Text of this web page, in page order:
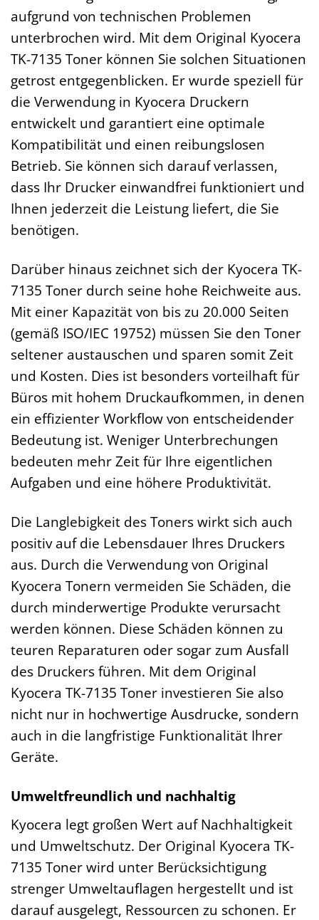
aufgrund von technischen Problemen
unterbrochen wird. Mit dem Original Kyocera
TK-7135 Toner können Sie solchen Situationen
getrost entgegenblicken. Er wurde speziell für
die Verwendung in Kyocera Druckern
entwickelt und garantiert eine optimale
Kompatibilität und einen reibungslosen
Betrieb. Sie können sich darauf verlassen,
dass Ihr Drucker einwandfrei funktioniert und
Ihnen jederzeit die Leistung liefert, die Sie
benötigen.
Darüber hinaus zeichnet sich der Kyocera TK-
7135 Toner durch seine hohe Reichweite aus.
Mit einer Kapazität von bis zu 20.000 Seiten
(gemäß ISO/IEC 19752) müssen Sie den Toner
seltener austauschen und sparen somit Zeit
und Kosten. Dies ist besonders vorteilhaft für
Büros mit hohem Druckaufkommen, in denen
ein effizienter Workflow von entscheidender
Bedeutung ist. Weniger Unterbrechungen
bedeuten mehr Zeit für Ihre eigentlichen
Aufgaben und eine höhere Produktivität.
Die Langlebigkeit des Toners wirkt sich auch
positiv auf die Lebensdauer Ihres Druckers
aus. Durch die Verwendung von Original
Kyocera Tonern vermeiden Sie Schäden, die
durch minderwertige Produkte verursacht
werden können. Diese Schäden können zu
teuren Reparaturen oder sogar zum Ausfall
des Druckers führen. Mit dem Original
Kyocera TK-7135 Toner investieren Sie also
nicht nur in hochwertige Ausdrucke, sondern
auch in die langfristige Funktionalität Ihrer
Geräte.
Umweltfreundlich und nachhaltig
Kyocera legt großen Wert auf Nachhaltigkeit
und Umweltschutz. Der Original Kyocera TK-
7135 Toner wird unter Berücksichtigung
strenger Umweltauflagen hergestellt und ist
darauf ausgelegt, Ressourcen zu schonen. Er